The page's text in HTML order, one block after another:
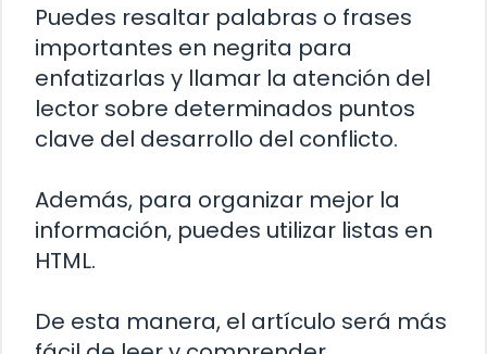
Puedes resaltar palabras o frases
importantes en negrita para
enfatizarlas y llamar la atención del
lector sobre determinados puntos
clave del desarrollo del conflicto.
Además, para organizar mejor la
información, puedes utilizar listas en
HTML.
De esta manera, el artículo será más